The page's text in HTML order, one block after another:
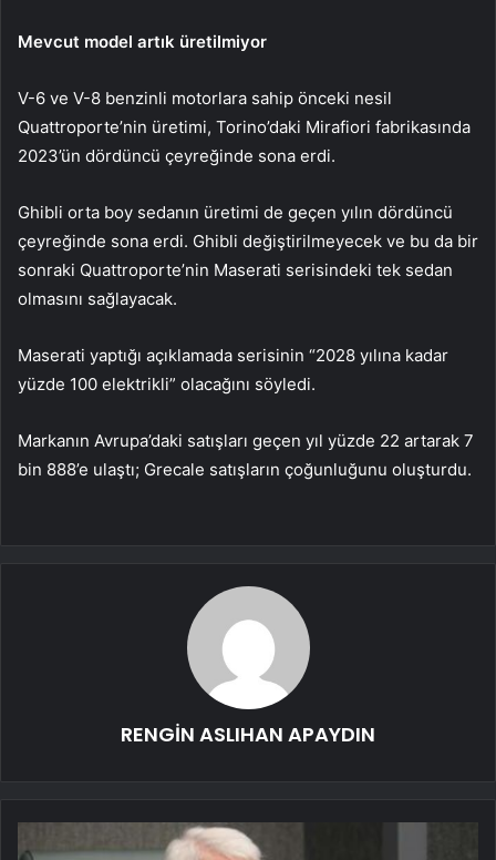
Mevcut model artık üretilmiyor
V-6 ve V-8 benzinli motorlara sahip önceki nesil
Quattroporte’nin üretimi, Torino’daki Mirafiori fabrikasında
2023’ün dördüncü çeyreğinde sona erdi.
Ghibli orta boy sedanın üretimi de geçen yılın dördüncü
çeyreğinde sona erdi. Ghibli değiştirilmeyecek ve bu da bir
sonraki Quattroporte’nin Maserati serisindeki tek sedan
olmasını sağlayacak.
Maserati yaptığı açıklamada serisinin “2028 yılına kadar
yüzde 100 elektrikli” olacağını söyledi.
Markanın Avrupa’daki satışları geçen yıl yüzde 22 artarak 7
bin 888’e ulaştı; Grecale satışların çoğunluğunu oluşturdu.
RENGİN ASLIHAN APAYDIN